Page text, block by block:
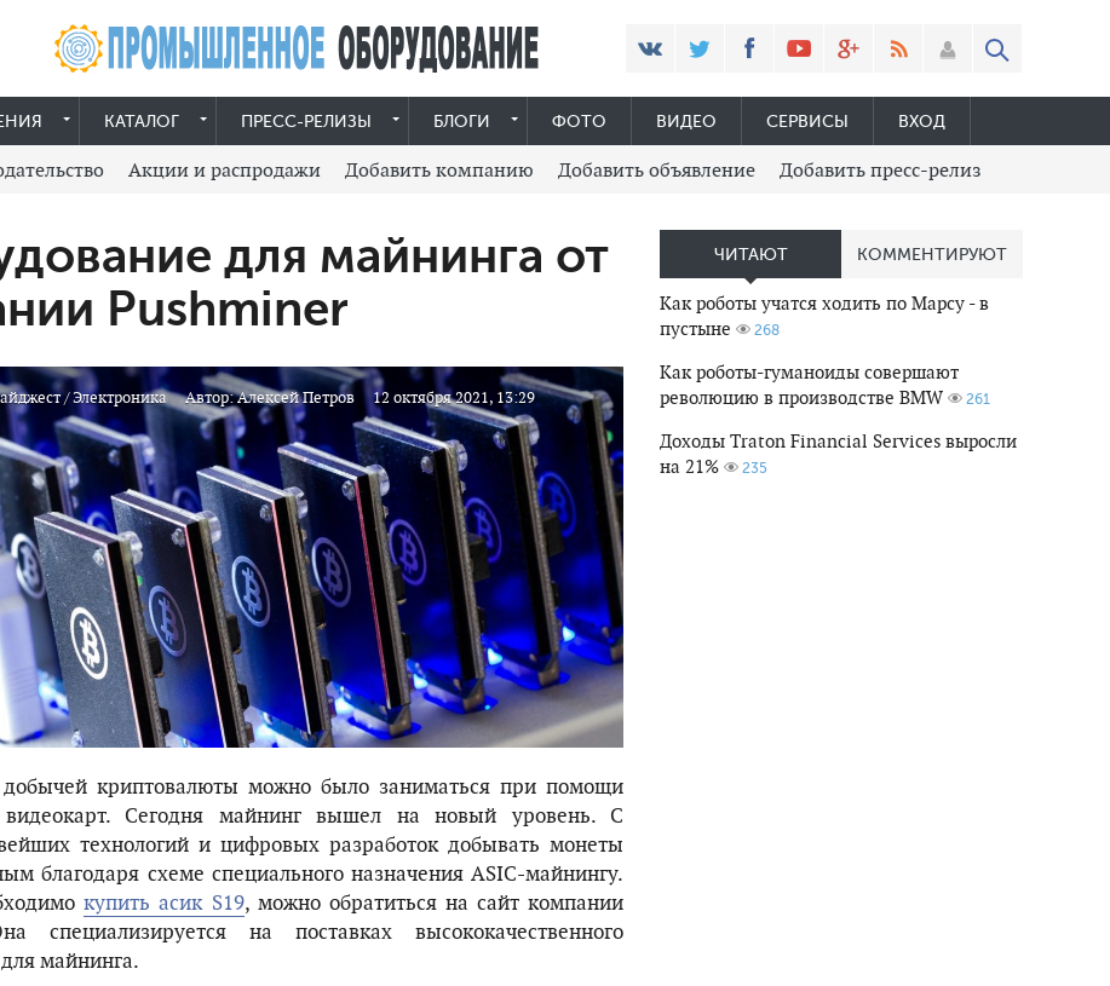
КАТАЛОГ ПРЕСС-РЕЛИЗЫ БЛОГИ ФОТО ВИДЕО СЕРВИСЫ ВХОД
Акции и распродажи Добавить компанию Добавить объявление Добавить пресс-релиз
для майнинга от
Pushminer
/Электроника Автор:Алексей Петров 12 октября 2021, 13:29
криптовалюты можно было заниматься при помощи
видеокарт. Сегодня майнинг вышел на новый уровень. С
технологий и цифровых разработок добывать монеты
благодаря схеме специального назначения ASIC-майнингу.
купить асик S19, можно обратиться на сайт компании
специализируется на поставках высококачественного
майнинга.
ЧИТАЮТ КОММЕНТИРУЮТ
Как роботы учатся ходить по Марсу - в
пустыне
268
Как роботы-гуманоиды совершают
революцию в производстве BMW
261
Доходы Traton Financial Services выросли
на 21%
235